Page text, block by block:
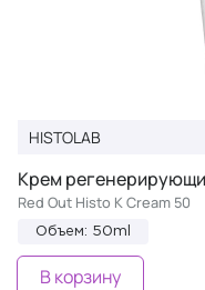
HISTOLAB
Крем
Red Out Histo K Cream 50
Объем: 50ml
В корзину